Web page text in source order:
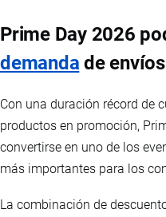
Prime Day 2026
demanda de
Con una duración récord de
productos en promoción,
convertirse en uno de los
más importantes para los
La combinación de